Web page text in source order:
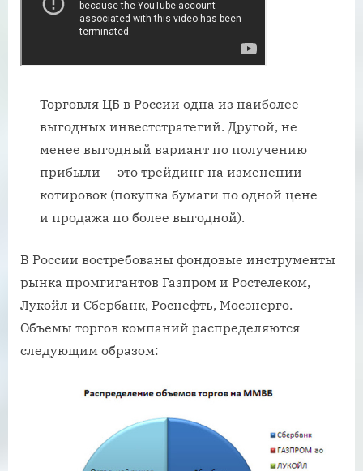
Торговля ЦБ в России одна из наиболее
выгодных инвестстратегий. Другой, не
менее выгодный вариант по получению
прибыли — это трейдинг на изменении
котировок (покупка бумаги по одной цене
и продажа по более выгодной).
В России востребованы фондовые инструменты
рынка промгигантов Газпром и Ростелеком,
Лукойл и Сбербанк, Роснефть, Мосэнерго.
Объемы торгов компаний распределяются
следующим образом: